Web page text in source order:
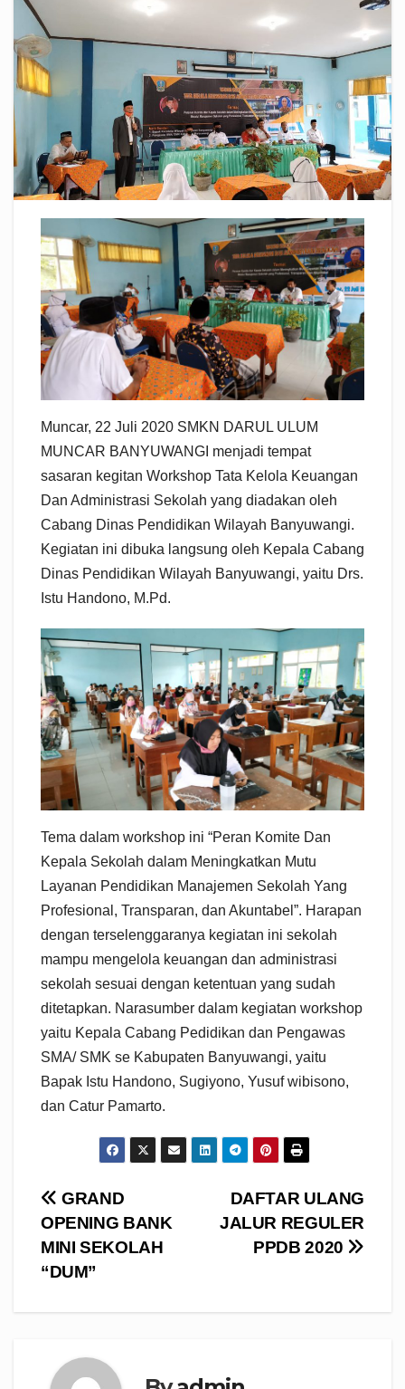
Muncar, 22 Juli 2020 SMKN DARUL ULUM
MUNCAR BANYUWANGI menjadi tempat
sasaran kegitan Workshop Tata Kelola Keuangan
Dan Administrasi Sekolah yang diadakan oleh
Cabang Dinas Pendidikan Wilayah Banyuwangi.
Kegiatan ini dibuka langsung oleh Kepala Cabang
Dinas Pendidikan Wilayah Banyuwangi, yaitu Drs.
Istu Handono, M.Pd.
Tema dalam workshop ini “Peran Komite Dan
Kepala Sekolah dalam Meningkatkan Mutu
Layanan Pendidikan Manajemen Sekolah Yang
Profesional, Transparan, dan Akuntabel”. Harapan
dengan terselenggaranya kegiatan ini sekolah
mampu mengelola keuangan dan administrasi
sekolah sesuai dengan ketentuan yang sudah
ditetapkan. Narasumber dalam kegiatan workshop
yaitu Kepala Cabang Pedidikan dan Pengawas
SMA/ SMK se Kabupaten Banyuwangi, yaitu
Bapak Istu Handono, Sugiyono, Yusuf wibisono,
dan Catur Pamarto.
Navigasi
pos
DAFTAR ULANG
JALUR REGULER
PPDB 2020
GRAND
OPENING BANK
MINI SEKOLAH
“DUM”